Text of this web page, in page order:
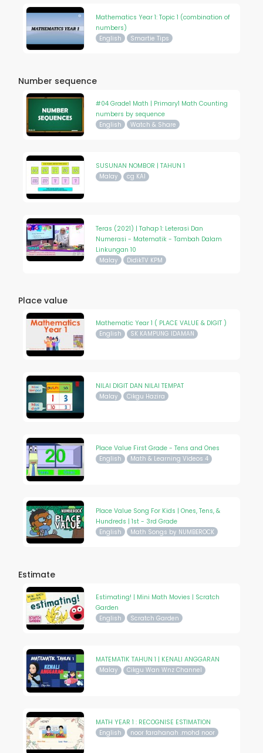
Mathematics Year 1: Topic 1 (combination of
numbers)
English Smartie Tips
Number sequence
#04 Grade1 Math | Primary1 Math Counting
numbers by sequence
English Watch & Share
SUSUNAN NOMBOR | TAHUN 1
Malay cg KAI
Teras (2021) | Tahap 1: Leterasi Dan
Numerasi - Matematik - Tambah Dalam
Linkungan 10
Malay DidikTV KPM
Place value
Mathematic Year 1 ( PLACE VALUE & DIGIT )
English SK KAMPUNG IDAMAN
NILAI DIGIT DAN NILAI TEMPAT
Malay Cikgu Hazira
Place Value First Grade - Tens and Ones
English Math & Learning Videos 4
Place Value Song For Kids | Ones, Tens, &
Hundreds | 1st - 3rd Grade
English Math Songs by NUMBEROCK
Estimate
Estimating! | Mini Math Movies | Scratch
Garden
English Scratch Garden
MATEMATIK TAHUN 1 | KENALI ANGGARAN
Malay Cikgu Wan Wnz Channel
MATH YEAR 1 : RECOGNISE ESTIMATION
English noor farahanah .mohd noor